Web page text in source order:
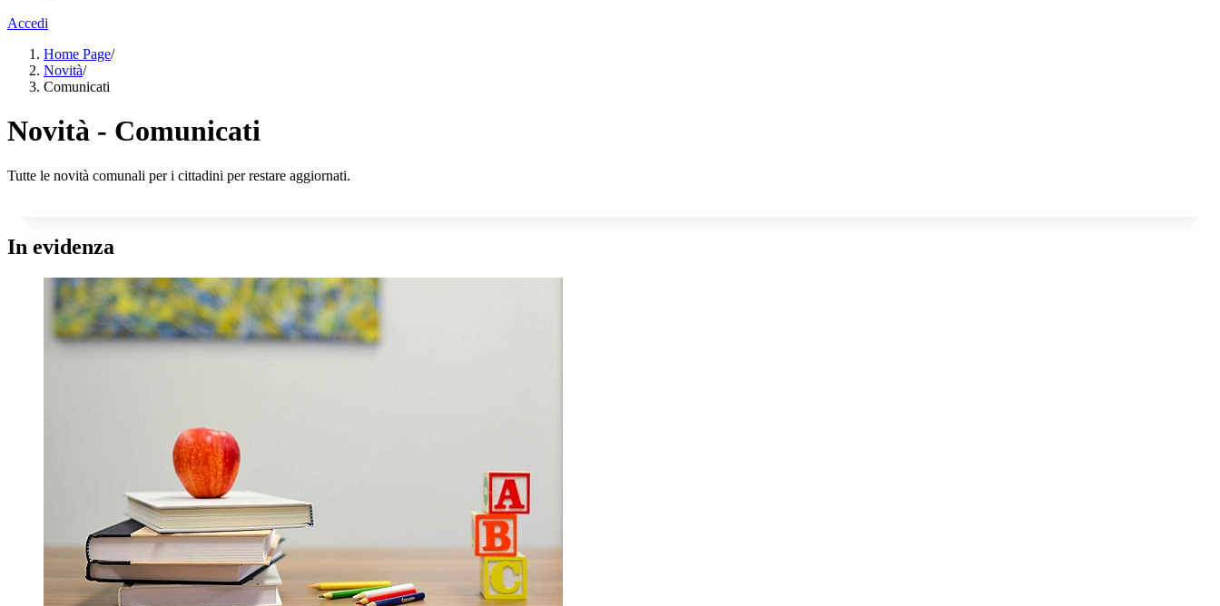
Accedi
Home Page/
Novità/
Comunicati
Novità - Comunicati
Tutte le novità comunali per i cittadini per restare aggiornati.
In evidenza